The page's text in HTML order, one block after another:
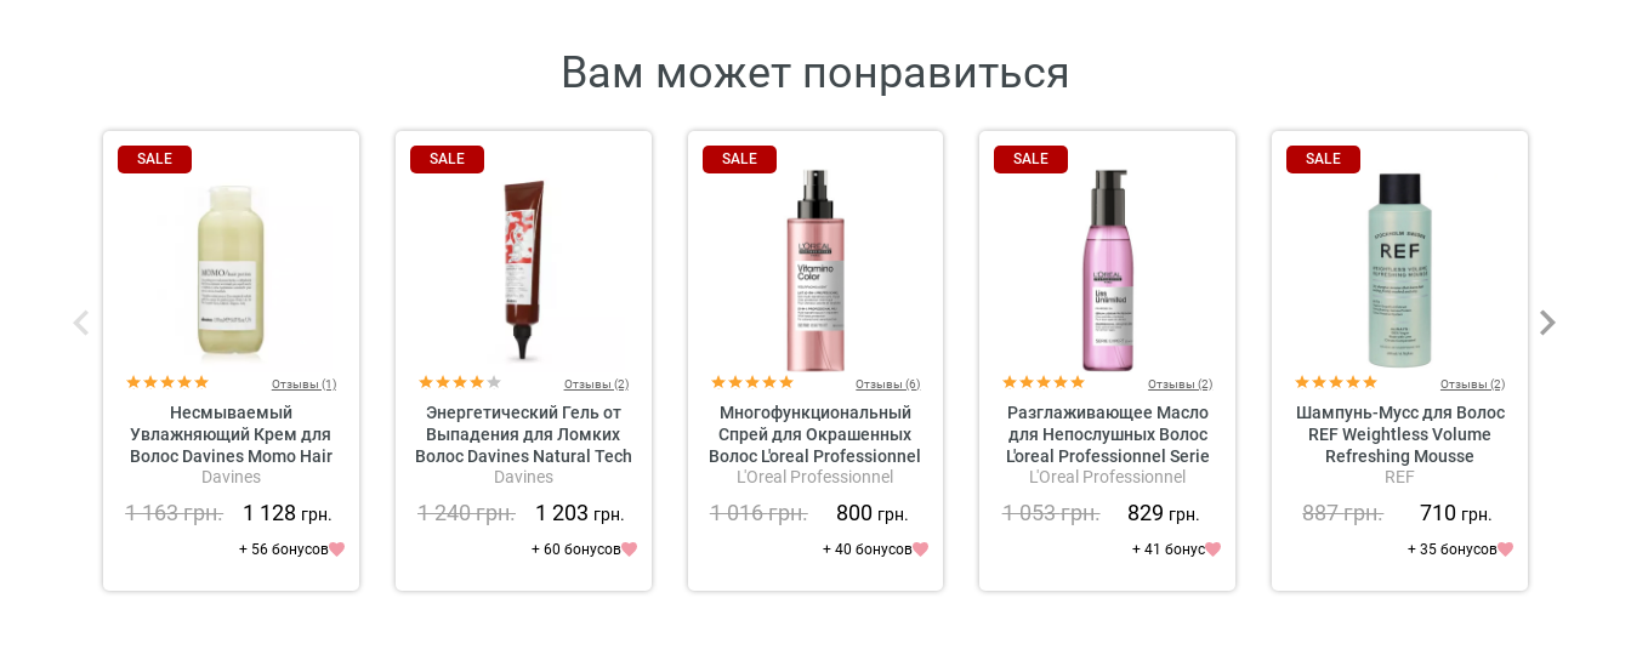
Вам может понравиться
SALE
Отзывы (1)
Несмываемый
Увлажняющий Крем для
Волос Davines Momo Hair
Potion
Davines
1 163грн. 1 128 грн.
+ 56 бонусов
SALE
Отзывы (2)
Энергетический Гель от
Выпадения для Ломких
Волос Davines Natural Tech
Energizing Gel
Davines
1 240грн. 1 203 грн.
+ 60 бонусов
SALE
Отзывы (6)
Многофункциональный
Спрей для Окрашенных
Волос L'oreal Professionnel
Serie Expert Vitamino Color
L'Oreal Professionnel
1 016грн. 800 грн.
+ 40 бонусов
SALE
Отзывы (2)
Разглаживающее Масло
для Непослушных Волос
L'oreal Professionnel Serie
Expert Liss Unlimited Blow-
L'Oreal Professionnel
1 053грн. 829 грн.
+ 41 бонус
SALE
Отзывы (2)
Шампунь-Мусс для Волос
REF Weightless Volume
Refreshing Mousse
REF
887грн. 710 грн.
+ 35 бонусов